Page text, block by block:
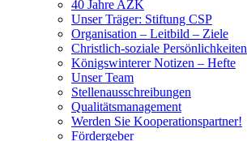
40 Jahre AZK
Unser Träger: Stiftung CSP
Organisation – Leitbild – Ziele
Christlich-soziale Persönlichkeiten
Königswinterer Notizen – Hefte
Unser Team
Stellenausschreibungen
Qualitätsmanagement
Werden Sie Kooperationspartner!
Fördergeber